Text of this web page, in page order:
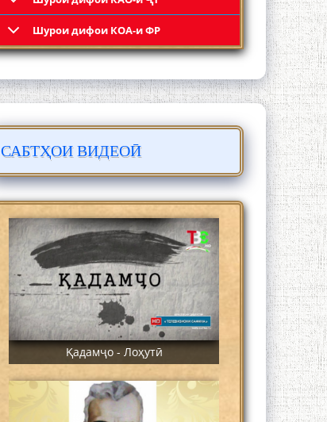
Шурои дифои КОА-и ФР
САБТҲОИ ВИДЕОӢ
Қадамҷо: Муҳаммадҷон Раҳимӣ
ЛОҲУТӢ - ФИЛМИ МУСТАНАД
Қадамҷо - Лоҳутӣ